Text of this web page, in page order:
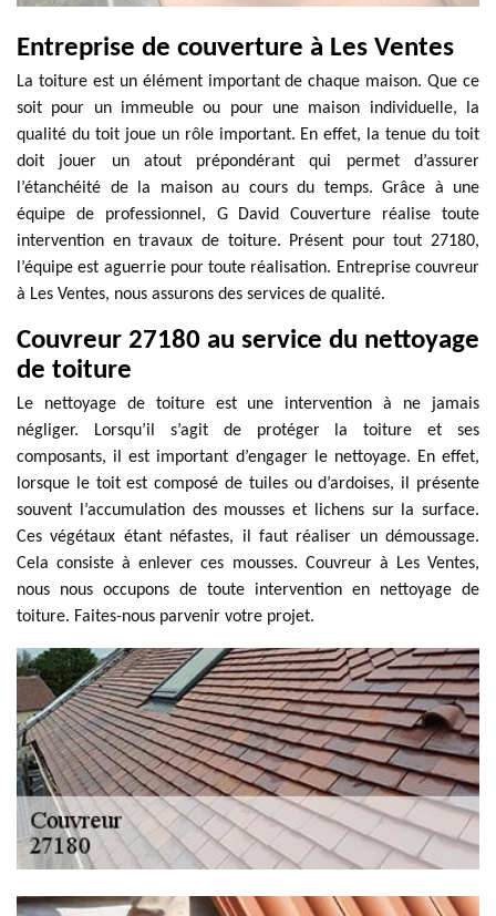
Entreprise de couverture à Les Ventes
La toiture est un élément important de chaque maison. Que ce
soit pour un immeuble ou pour une maison individuelle, la
qualité du toit joue un rôle important. En effet, la tenue du toit
doit jouer un atout prépondérant qui permet d’assurer
l’étanchéité de la maison au cours du temps. Grâce à une
équipe de professionnel, G David Couverture réalise toute
intervention en travaux de toiture. Présent pour tout 27180,
l’équipe est aguerrie pour toute réalisation. Entreprise couvreur
à Les Ventes, nous assurons des services de qualité.
Couvreur 27180 au service du nettoyage
de toiture
Le nettoyage de toiture est une intervention à ne jamais
négliger. Lorsqu’il s’agit de protéger la toiture et ses
composants, il est important d’engager le nettoyage. En effet,
lorsque le toit est composé de tuiles ou d’ardoises, il présente
souvent l’accumulation des mousses et lichens sur la surface.
Ces végétaux étant néfastes, il faut réaliser un démoussage.
Cela consiste à enlever ces mousses. Couvreur à Les Ventes,
nous nous occupons de toute intervention en nettoyage de
toiture. Faites-nous parvenir votre projet.